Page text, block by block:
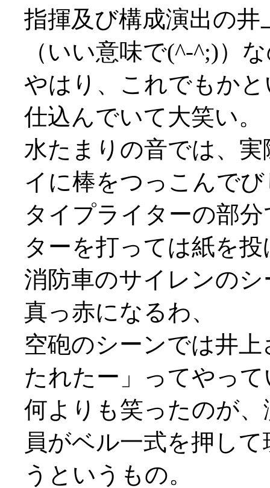
指揮及び構成演出の
（いい意味で(^-^;)）
やはり、これでもか
仕込んでいて大笑い。
水たまりの音では、
イに棒をつっこんで
タイプライターの部
ターを打っては紙を
消防車のサイレンの
真っ赤になるわ、
空砲のシーンでは井
たれたー」ってやっ
何よりも笑ったのが
員がベル一式を押し
うというもの。